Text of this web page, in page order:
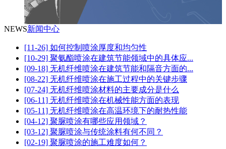
NEWS新闻中心
[11-26] 如何控制喷涂厚度和均匀性
[10-29] 聚氨酯喷涂在建筑节能领域中的具体应...
[09-18] 无机纤维喷涂在建筑节能和隔音方面的...
[08-22] 无机纤维喷涂在施工过程中的关键步骤
[07-24] 无机纤维喷涂材料的主要成分是什么
[06-11] 无机纤维喷涂在机械性能方面的表现
[05-11] 无机纤维喷涂在高温环境下的耐热性能
[04-12] 聚脲喷涂有哪些应用领域？
[03-12] 聚脲喷涂与传统涂料有何不同？
[02-19] 聚脲喷涂的施工难度如何？